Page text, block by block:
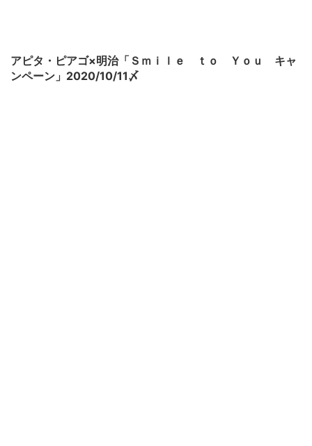
アピタ・ピアゴ×明治「Ｓｍｉｌｅ ｔｏ Ｙｏｕ キャ
ンペーン」2020/10/11〆